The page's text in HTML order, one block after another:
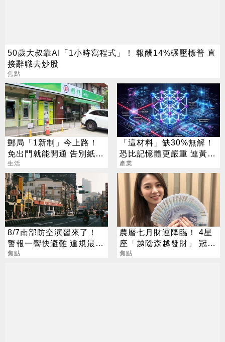
50歲大叔靠AI「1小時寫程式」！ 報酬14%碾壓標普 直
接辭職去炒股
焦點
郵局「1新制」今上路！
免出門就能開通 告別紙本
不用跑臨櫃
生活
「這材料」缺30%無解！
恐比記憶體更嚴重 連黃仁
勳都掏錢秒訂
產業
8/7南部防空演習來了！
警報一響快避難 違規最高
開罰15萬
焦點
農曆七月財運降臨！ 4星
座「越陰森越發財」 冠軍
賺到翻
焦點